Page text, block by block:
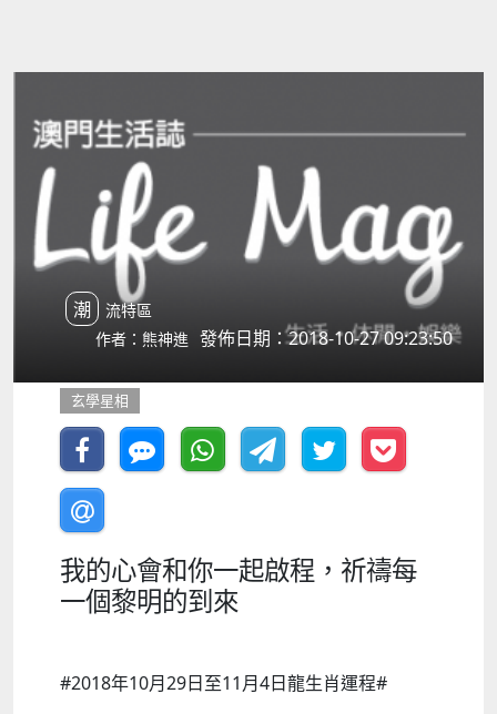
潮流特區
作者：熊神進 發佈日期：2018-10-27 09:23:50
玄學星相
我的心會和你一起啟程，祈禱每
一個黎明的到來
#2018年10月29日至11月4日龍生肖運程#